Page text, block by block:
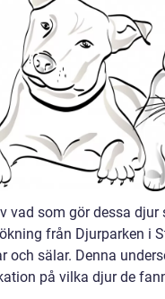
vad som gör dessa
från Djurparken i
och sälar. Denna
på vilka djur de